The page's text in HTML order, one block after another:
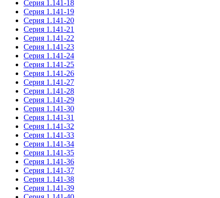
Серия 1.141-18
Серия 1.141-19
Серия 1.141-20
Серия 1.141-21
Серия 1.141-22
Серия 1.141-23
Серия 1.141-24
Серия 1.141-25
Серия 1.141-26
Серия 1.141-27
Серия 1.141-28
Серия 1.141-29
Серия 1.141-30
Серия 1.141-31
Серия 1.141-32
Серия 1.141-33
Серия 1.141-34
Серия 1.141-35
Серия 1.141-36
Серия 1.141-37
Серия 1.141-38
Серия 1.141-39